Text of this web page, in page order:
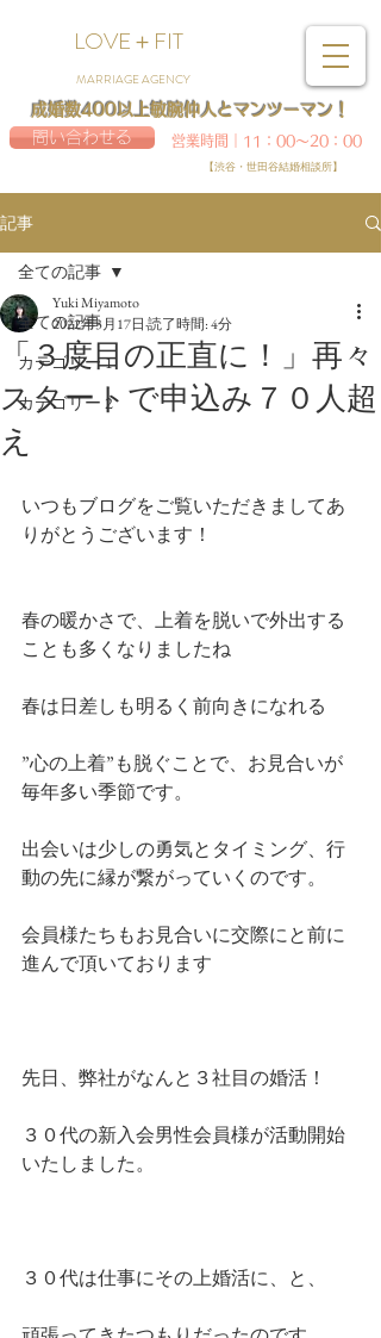
LOVE＋FIT
MARRIAGE AGENCY
問い合わせる
【渋谷・世田谷結婚相談所】
成婚数400以上敏腕仲人とマンツーマン！
営業時間｜11：00～20：00
記事
全ての記事
カテゴリー 1
カテゴリー 2
全ての記事
「３度目の正直に！」再々
スタートで申込み７０人超
え
Yuki Miyamoto
2022年3月17日 読了時間: 4分
いつもブログをご覧いただきましてあ
りがとうございます！
春の暖かさで、上着を脱いで外出する
ことも多くなりましたね
春は日差しも明るく前向きになれる
”心の上着”も脱ぐことで、お見合いが
毎年多い季節です。
出会いは少しの勇気とタイミング、行
動の先に縁が繋がっていくのです。
会員様たちもお見合いに交際にと前に
進んで頂いております
先日、弊社がなんと３社目の婚活！
３０代の新入会男性会員様が活動開始
いたしました。
３０代は仕事にその上婚活に、と、